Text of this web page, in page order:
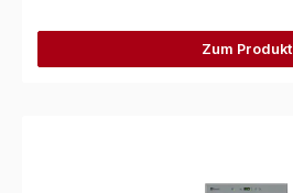
Zum Produkt